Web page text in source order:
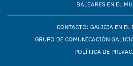
BALEARES EN EL
CONTACTO: GALICIA EN EL
GRUPO DE COMUNICACIÓN
POLÍTICA DE